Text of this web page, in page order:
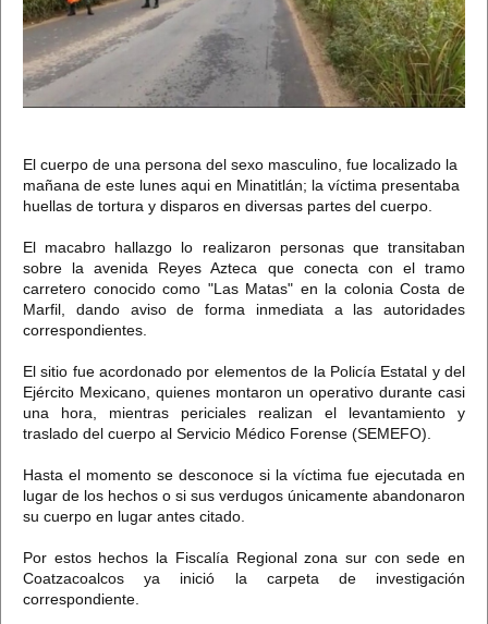
El cuerpo de una persona del sexo masculino, fue localizado la
mañana de este lunes aqui en Minatitlán; la víctima presentaba
huellas de tortura y disparos en diversas partes del cuerpo.
El macabro hallazgo lo realizaron personas que transitaban
sobre la avenida Reyes Azteca que conecta con el tramo
carretero conocido como "Las Matas" en la colonia Costa de
Marfil, dando aviso de forma inmediata a las autoridades
correspondientes.
El sitio fue acordonado por elementos de la Policía Estatal y del
Ejército Mexicano, quienes montaron un operativo durante casi
una hora, mientras periciales realizan el levantamiento y
traslado del cuerpo al Servicio Médico Forense (SEMEFO).
Hasta el momento se desconoce si la víctima fue ejecutada en
lugar de los hechos o si sus verdugos únicamente abandonaron
su cuerpo en lugar antes citado.
Por estos hechos la Fiscalía Regional zona sur con sede en
Coatzacoalcos ya inició la carpeta de investigación
correspondiente.